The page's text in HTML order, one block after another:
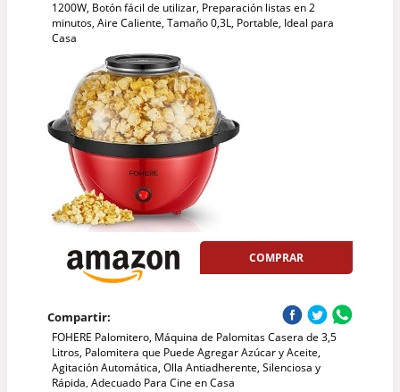
1200W, Botón fácil de utilizar, Preparación listas en 2
minutos, Aire Caliente, Tamaño 0,3L, Portable, Ideal para
Casa
COMPRAR
Compartir:
FOHERE Palomitero, Máquina de Palomitas Casera de 3,5
Litros, Palomitera que Puede Agregar Azúcar y Aceite,
Agitación Automática, Olla Antiadherente, Silenciosa y
Rápida, Adecuado Para Cine en Casa